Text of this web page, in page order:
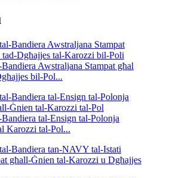
Awstraljana Stampat għal
bil-Pol...
tal-Ensign tal-Polonja
Karozzi tal-Pol...